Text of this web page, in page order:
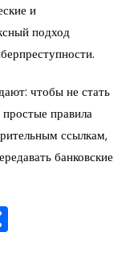
и
подход
чтобы не стать
правила
ссылкам,
банковские